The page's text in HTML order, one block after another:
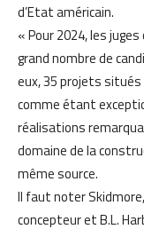
d’Etat américain.
« Pour 2024, les
grand nombre de
eux, 35 projets
comme étant
réalisations
domaine de la
même source.
Il faut noter
concepteur et B.L.